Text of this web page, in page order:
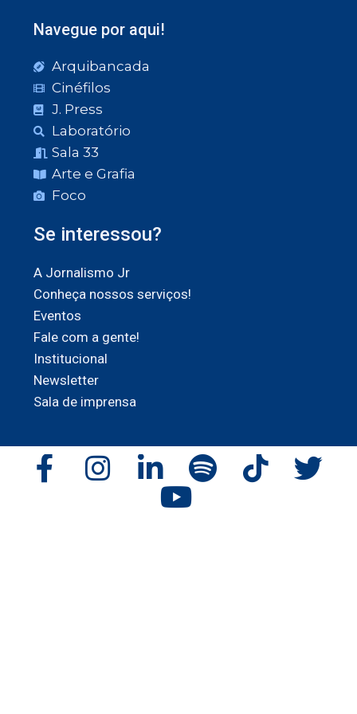
Navegue por aqui!
Arquibancada
Cinéfilos
J. Press
Laboratório
Sala 33
Arte e Grafia
Foco
Se interessou?
A Jornalismo Jr
Conheça nossos serviços!
Eventos
Fale com a gente!
Institucional
Newsletter
Sala de imprensa